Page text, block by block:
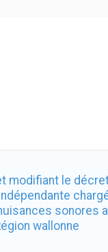
modifiant le
sonores
wallonne